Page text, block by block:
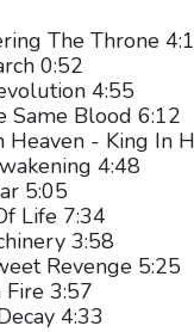
The Throne
0:52
4:55
Same Blood 6:12
Heaven - King In
4:48
5:05
Life 7:34
3:58
Revenge 5:25
3:57
4:33